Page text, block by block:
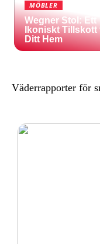
MÖBLER
Wegner Stol: Ett
Ikoniskt Tillskott
Ditt Hem
Väderrapporter för